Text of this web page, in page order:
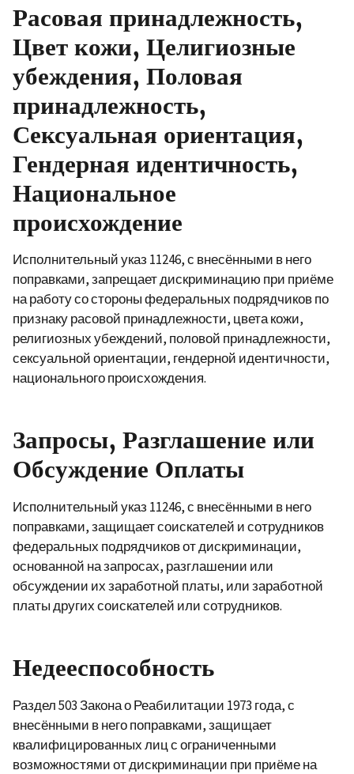
Расовая принадлежность,
Цвет кожи, Целигиозные
убеждения, Половая
принадлежность,
Сексуальная ориентация,
Гендерная идентичность,
Национальное
происхождение
Исполнительный указ 11246, с внесёнными в него
поправками, запрещает дискриминацию при приёме
на работу со стороны федеральных подрядчиков по
признаку расовой принадлежности, цвета кожи,
религиозных убеждений, половой принадлежности,
сексуальной ориентации, гендерной идентичности,
национального происхождения.
Запросы, Разглашение или
Обсуждение Оплаты
Исполнительный указ 11246,с внесёнными в него
поправками,защищает соискателей и сотрудников
федеральных подрядчиков от дискриминации,
основанной на запросах, разглашении или
обсуждении их заработной платы, или заработной
платы других соискателей или сотрудников.
Недееспособность
Раздел 503 Закона о Реабилитации 1973 года, с
внесёнными в него поправками, защищает
квалифицированных лиц с ограниченными
возможностями от дискриминации при приёме на